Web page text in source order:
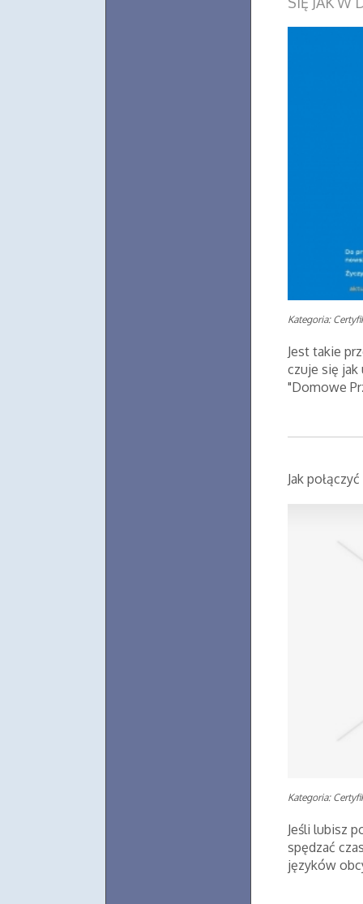
Kategoria:
Jest takie
czuje się jak
"Domowe
Jak
Kategoria:
Jeśli lubisz
spędzać
języków